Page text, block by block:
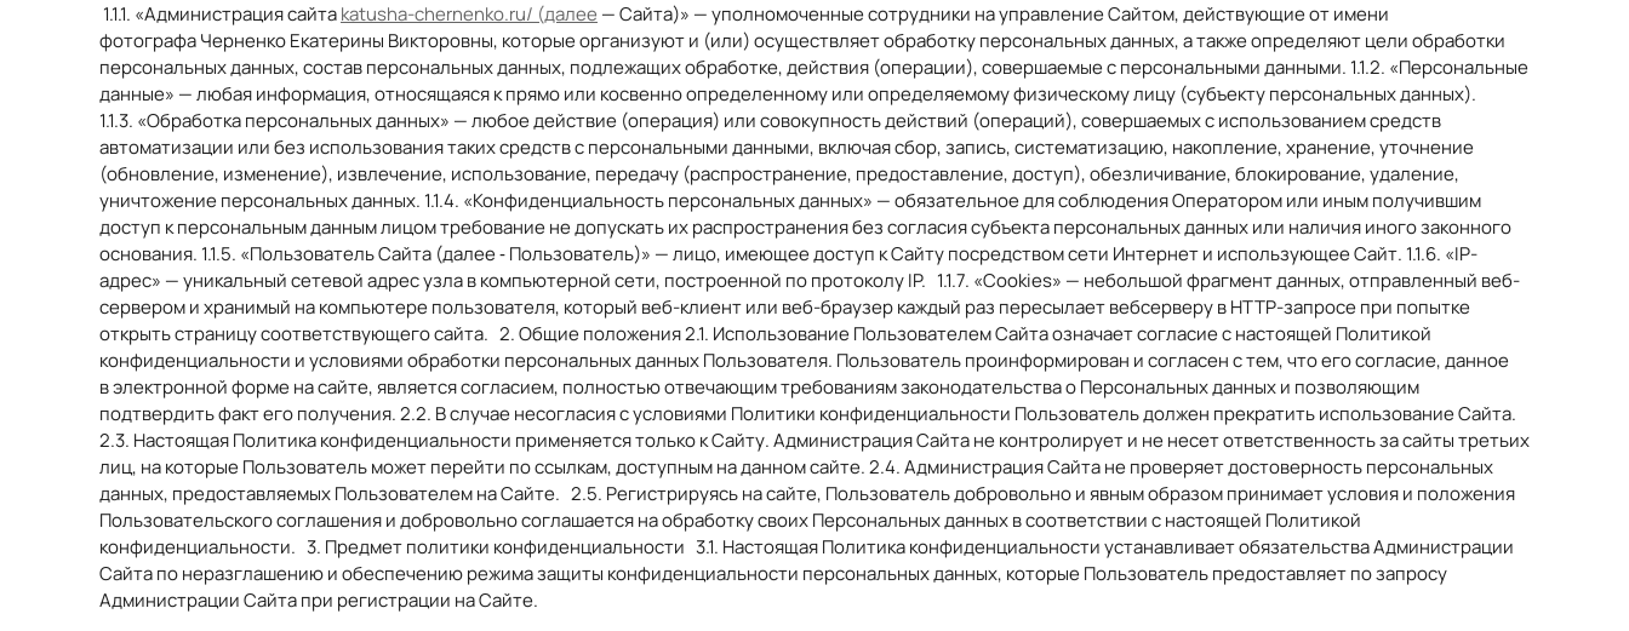
1.1.1. «Администрация сайтаkatusha-chernenko.ru/ (далее — Сайта)» — уполномоченные сотрудники на управление Сайтом, действующие от имени
фотографа Черненко Екатерины Викторовны, которые организуют и (или) осуществляет обработку персональных данных, а также определяют цели обработки
персональных данных, состав персональных данных, подлежащих обработке, действия (операции), совершаемые с персональными данными. 1.1.2. «Персональные
данные» — любая информация, относящаяся к прямо или косвенно определенному или определяемому физическому лицу (субъекту персональных данных).
1.1.3. «Обработка персональных данных» — любое действие (операция) или совокупность действий (операций), совершаемых с использованием средств
автоматизации или без использования таких средств с персональными данными, включая сбор, запись, систематизацию, накопление, хранение, уточнение
(обновление, изменение), извлечение, использование, передачу (распространение, предоставление, доступ), обезличивание, блокирование, удаление,
уничтожение персональных данных. 1.1.4. «Конфиденциальность персональных данных» — обязательное для соблюдения Оператором или иным получившим
доступ к персональным данным лицом требование не допускать их распространения без согласия субъекта персональных данных или наличия иного законного
основания. 1.1.5. «Пользователь Сайта (далее ‑ Пользователь)» — лицо, имеющее доступ к Сайту посредством сети Интернет и использующее Сайт. 1.1.6. «IP-
адрес» — уникальный сетевой адрес узла в компьютерной сети, построенной по протоколу IP. 1.1.7. «Cookies» — небольшой фрагмент данных, отправленный веб-
сервером и хранимый на компьютере пользователя, который веб-клиент или веб-браузер каждый раз пересылает вебсерверу в HTTP-запросе при попытке
открыть страницу соответствующего сайта. 2. Общие положения 2.1. Использование Пользователем Сайта означает согласие с настоящей Политикой
конфиденциальности и условиями обработки персональных данных Пользователя. Пользователь проинформирован и согласен с тем, что его согласие, данное
в электронной форме на сайте, является согласием, полностью отвечающим требованиям законодательства о Персональных данных и позволяющим
подтвердить факт его получения. 2.2. В случае несогласия с условиями Политики конфиденциальности Пользователь должен прекратить использование Сайта.
2.3. Настоящая Политика конфиденциальности применяется только к Сайту. Администрация Сайта не контролирует и не несет ответственность за сайты третьих
лиц, на которые Пользователь может перейти по ссылкам, доступным на данном сайте. 2.4. Администрация Сайта не проверяет достоверность персональных
данных, предоставляемых Пользователем на Сайте. 2.5. Регистрируясь на сайте, Пользователь добровольно и явным образом принимает условия и положения
Пользовательского соглашения и добровольно соглашается на обработку своих Персональных данных в соответствии с настоящей Политикой
конфиденциальности. 3. Предмет политики конфиденциальности 3.1. Настоящая Политика конфиденциальности устанавливает обязательства Администрации
Сайта по неразглашению и обеспечению режима защиты конфиденциальности персональных данных, которые Пользователь предоставляет по запросу
Администрации Сайта при регистрации на Сайте.